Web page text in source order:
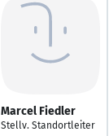
Marcel Fiedler
Stellv. Standortleiter